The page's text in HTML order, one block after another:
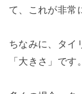
て、これが非常
ちなみに、タイ
「大きさ」です。